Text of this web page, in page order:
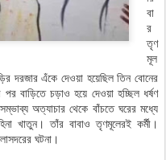
বা
র
তৃণ
মূল
দরজার এঁকে দেওয়া হয়েছিল তিন বোনের
বাড়িতে চড়াও হয়ে দেওয়া হচ্ছিল ধর্ষণ
অত্যাচার থেকে বাঁচতে ঘরের মধ্যে
খাতুন। তাঁর বাবাও তৃণমূলেরই কর্মী।
ঘটনা।